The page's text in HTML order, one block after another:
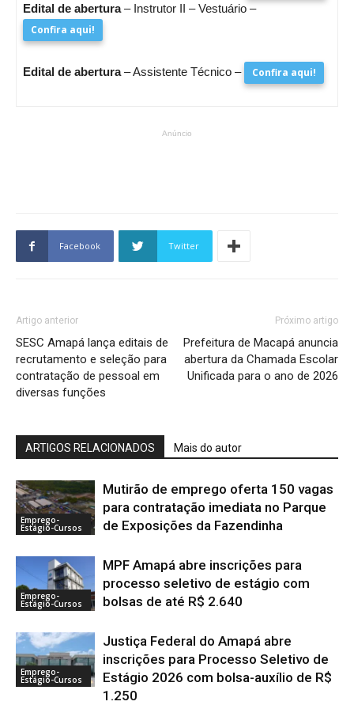
Edital de abertura– Instrutor II – Vestuário –
Confira aqui!
Edital de abertura– Assistente Técnico – Confira aqui!
Anúncio
Facebook Twitter
Artigo anterior
SESC Amapá lança editais de
recrutamento e seleção para
contratação de pessoal em
diversas funções
Próximo artigo
Prefeitura de Macapá anuncia
abertura da Chamada Escolar
Unificada para o ano de 2026
ARTIGOS RELACIONADOS Mais do autor
Emprego-
Estágio-Cursos
Mutirão de emprego oferta 150 vagas
para contratação imediata no Parque
de Exposições da Fazendinha
Emprego-
Estágio-Cursos
MPF Amapá abre inscrições para
processo seletivo de estágio com
bolsas de até R$ 2.640
Emprego-
Estágio-Cursos
Justiça Federal do Amapá abre
inscrições para Processo Seletivo de
Estágio 2026 com bolsa-auxílio de R$
1.250